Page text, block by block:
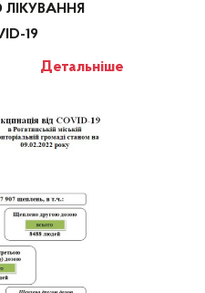
19
Детальніше